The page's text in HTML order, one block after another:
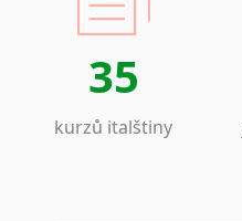
35
kurzů italštiny